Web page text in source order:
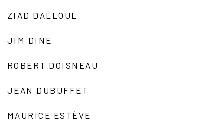
ZIAD DALLOUL
JIM DINE
ROBERT DOISNEAU
JEAN DUBUFFET
MAURICE ESTÈVE